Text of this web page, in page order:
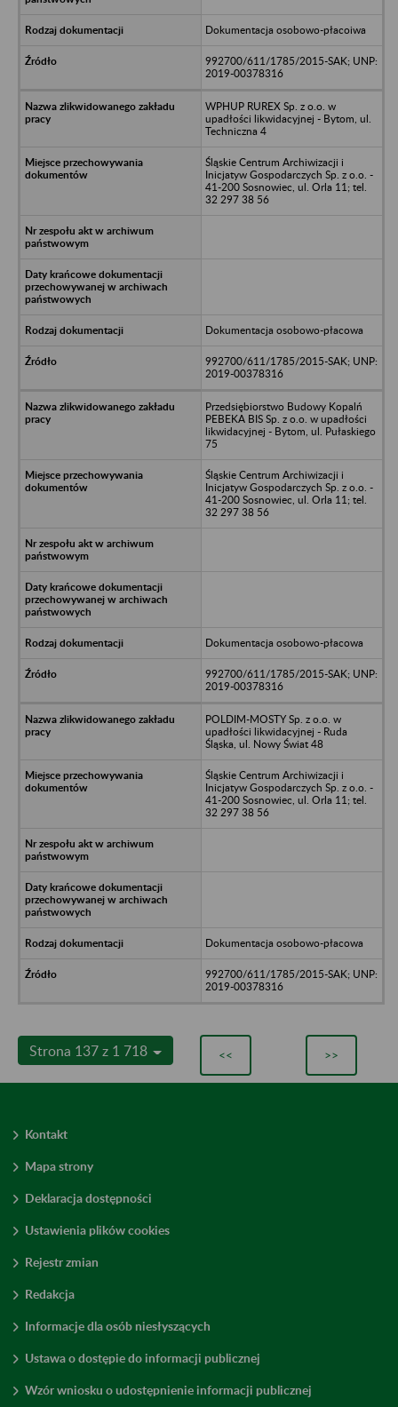
Dokumentacja osobowo-płacoiwa
992700/611/1785/2015-SAK; UNP:
2019-00378316
WPHUP RUREX Sp. z o.o. w
upadłości likwidacyjnej - Bytom, ul.
Techniczna 4
Śląskie Centrum Archiwizacji i
Inicjatyw Gospodarczych Sp. z o.o. -
41-200 Sosnowiec, ul. Orla 11; tel.
32 297 38 56
Dokumentacja osobowo-płacowa
992700/611/1785/2015-SAK; UNP:
2019-00378316
Przedsiębiorstwo Budowy Kopalń
PEBEKA BIS Sp. z o.o. w upadłości
likwidacyjnej - Bytom, ul. Pułaskiego
75
Śląskie Centrum Archiwizacji i
Inicjatyw Gospodarczych Sp. z o.o. -
41-200 Sosnowiec, ul. Orla 11; tel.
32 297 38 56
Dokumentacja osobowo-płacowa
992700/611/1785/2015-SAK; UNP:
2019-00378316
POLDIM-MOSTY Sp. z o.o. w
upadłości likwidacyjnej - Ruda
Śląska, ul. Nowy Świat 48
Śląskie Centrum Archiwizacji i
Inicjatyw Gospodarczych Sp. z o.o. -
41-200 Sosnowiec, ul. Orla 11; tel.
32 297 38 56
Dokumentacja osobowo-płacowa
992700/611/1785/2015-SAK; UNP:
2019-00378316
Strona 137 z 1 718 << >>
Kontakt
Mapa strony
Deklaracja dostępności
Ustawienia plików cookies
Rejestr zmian
Redakcja
Informacje dla osób niesłyszących
Ustawa o dostępie do informacji publicznej
Wzór wniosku o udostępnienie informacji publicznej